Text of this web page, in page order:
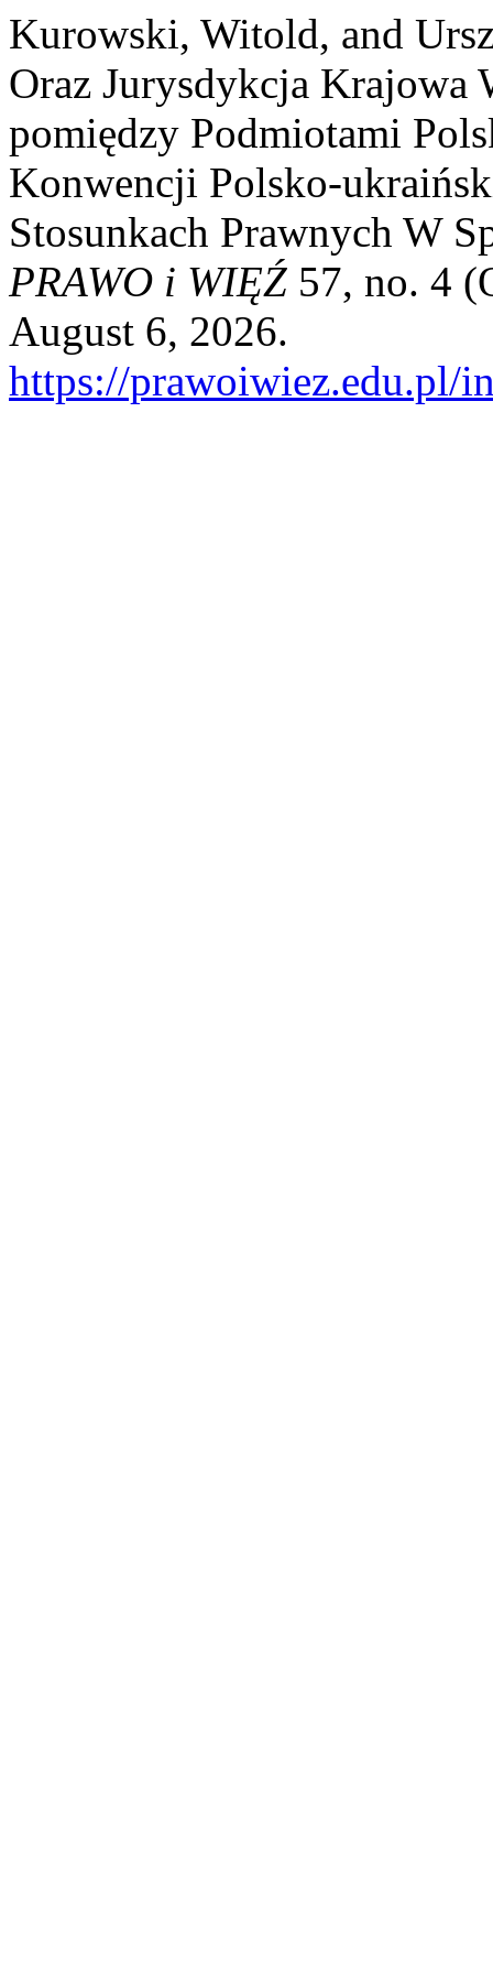
Kurowski, Witold, and
Oraz Jurysdykcja Krajowa
pomiędzy Podmiotami
Konwencji Polsko-
Stosunkach Prawnych W
PRAWO i WIĘŹ 57, no. 4
August 6, 2026.
https://prawoiwiez.edu.pl/